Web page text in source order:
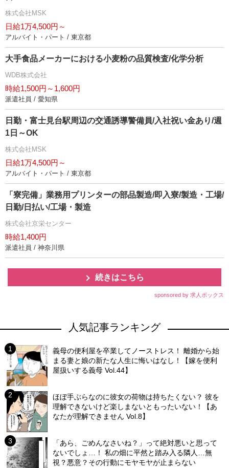
株式会社MSK
日給1万4,500円～
アルバイト・パート / 東京都
大手食品メーカーにおける小麦粉の品質検査/化学分析
WDB株式会社
時給1,500円～1,600円
派遣社員 / 愛知県
日勤・富士見台駅周辺の交通誘導警備員/入社祝い金あり/週
1日～OK
株式会社MSK
日給1万4,500円～
アルバイト・パート / 東京都
「寮完備」業務用プリンターの部品製造/即入寮/製造・工場/
日勤/日払い/工場・製造
株式会社京栄センター
時給1,400円
派遣社員 / 神奈川県
続きはこちら
sponsored by 求人ボックス
人気記事ランキング
義母の便利屋を卒業してノーストレス！ 離婚から始
まる妻と娘の新たな人生に悔いはなし！【嫁を便利
屋扱いする義母 Vol.44】
ほぼ手ぶらなのに彼女の荷物は持ちたくない？ 彼を
理解できないけど楽しまないともったいない！【あ
なたが理解できません Vol.8】
「あら、ごめんなさいね？」って絶対悪いと思って
ないでしょ…！ 私の畑に平然と踏み入る隣人…無
視？悪意？その行動にモヤモヤが止まらない